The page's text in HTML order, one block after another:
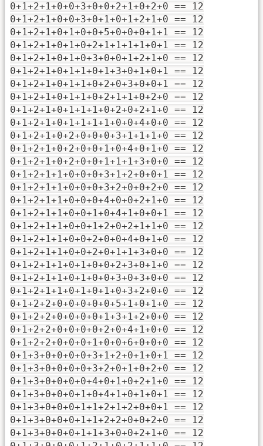
0+1+2+1+0+0+3+0+0+2+1+0+2+0 == 12
0+1+2+1+0+0+3+0+1+0+1+2+1+0 == 12
0+1+2+1+0+1+0+0+5+0+0+0+1+1 == 12
0+1+2+1+0+1+0+2+1+1+1+1+0+1 == 12
0+1+2+1+0+1+0+3+0+0+1+2+1+0 == 12
0+1+2+1+0+1+1+0+1+3+0+1+0+1 == 12
0+1+2+1+0+1+1+0+2+0+3+0+0+1 == 12
0+1+2+1+0+1+1+0+2+1+1+0+2+0 == 12
0+1+2+1+0+1+1+1+0+2+0+2+1+0 == 12
0+1+2+1+0+1+1+1+1+0+0+4+0+0 == 12
0+1+2+1+0+2+0+0+0+3+1+1+1+0 == 12
0+1+2+1+0+2+0+0+1+0+4+0+1+0 == 12
0+1+2+1+0+2+0+0+1+1+1+3+0+0 == 12
0+1+2+1+1+0+0+0+3+1+2+0+0+1 == 12
0+1+2+1+1+0+0+0+3+2+0+0+2+0 == 12
0+1+2+1+1+0+0+0+4+0+0+2+1+0 == 12
0+1+2+1+1+0+0+1+0+4+1+0+0+1 == 12
0+1+2+1+1+0+0+1+2+0+2+1+1+0 == 12
0+1+2+1+1+0+0+2+0+0+4+0+1+0 == 12
0+1+2+1+1+0+0+2+0+1+1+3+0+0 == 12
0+1+2+1+1+0+1+0+0+2+3+0+1+0 == 12
0+1+2+1+1+0+1+0+0+3+0+3+0+0 == 12
0+1+2+1+1+0+1+0+1+0+3+2+0+0 == 12
0+1+2+2+0+0+0+0+0+5+1+0+1+0 == 12
0+1+2+2+0+0+0+0+1+3+1+2+0+0 == 12
0+1+2+2+0+0+0+0+2+0+4+1+0+0 == 12
0+1+2+2+0+0+0+1+0+0+6+0+0+0 == 12
0+1+3+0+0+0+0+3+1+2+0+1+0+1 == 12
0+1+3+0+0+0+0+3+2+0+1+0+2+0 == 12
0+1+3+0+0+0+0+4+0+1+0+2+1+0 == 12
0+1+3+0+0+0+1+0+4+1+0+1+0+1 == 12
0+1+3+0+0+0+1+1+2+1+2+0+0+1 == 12
0+1+3+0+0+0+1+1+2+2+0+0+2+0 == 12
0+1+3+0+0+0+1+1+3+0+0+2+1+0 == 12